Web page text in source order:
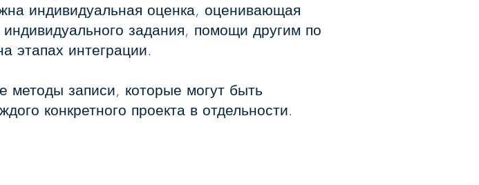
индивидуальная оценка, оценивающая
задания, помощи другим по
этапах интеграции.
методы записи, которые могут быть
конкретного проекта в отдельности.